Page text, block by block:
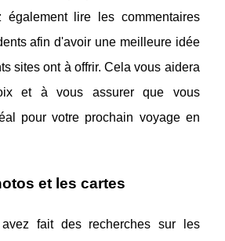
également lire les commentaires
afin d'avoir une meilleure idée
sites ont à offrir. Cela vous aidera
et à vous assurer que vous
pour votre prochain voyage en
et les cartes
fait des recherches sur les